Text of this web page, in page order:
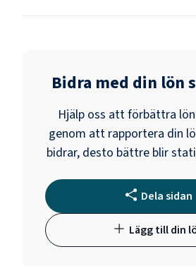
Bidra med din lön
Hjälp oss att förbättra
genom att rapportera din
bidrar, desto bättre blir
Dela sidan
Lägg till din